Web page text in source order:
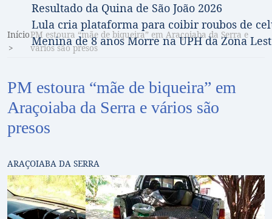
Resultado da Quina de São João 2026
Lula cria plataforma para coibir roubos de
Menina de 8 anos Morre na UPH da Zona
InícioPM estoura “mãe de biqueira” em Araçoiaba da Serra e
vários são presos
PM estoura “mãe de biqueira” em
Araçoiaba da Serra e vários são
presos
ARAÇOIABA DA SERRA